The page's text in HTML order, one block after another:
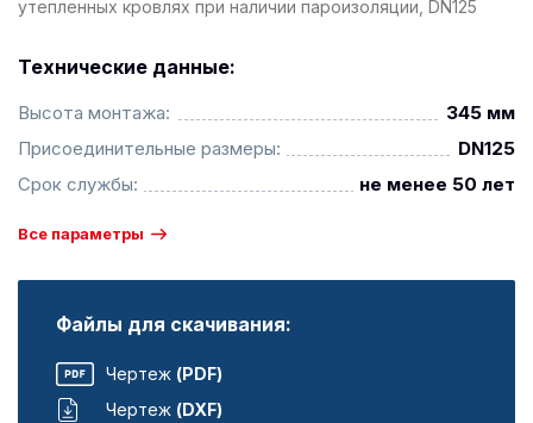
утепленных кровлях при наличии пароизоляции, DN125
Технические данные:
Высота монтажа:
345 мм
Присоединительные размеры:
DN125
Срок службы:
не менее 50 лет
Все параметры
Файлы для скачивания:
Чертеж (PDF)
Чертеж (DXF)